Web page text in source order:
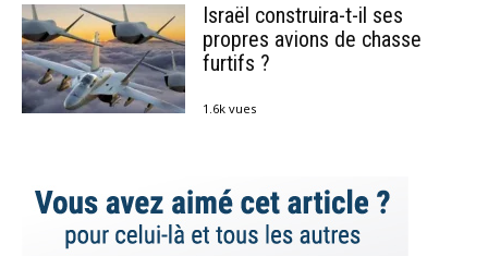
Israël construira-t-il ses
propres avions de chasse
furtifs ?
1.6k vues